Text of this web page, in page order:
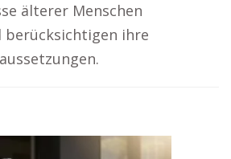
älterer Menschen
ihre